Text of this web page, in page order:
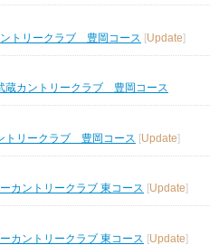
トリークラブ 豊岡コース [Update]
蔵カントリークラブ 豊岡コース
トリークラブ 豊岡コース [Update]
カントリークラブ 東コース [Update]
カントリークラブ 東コース [Update]